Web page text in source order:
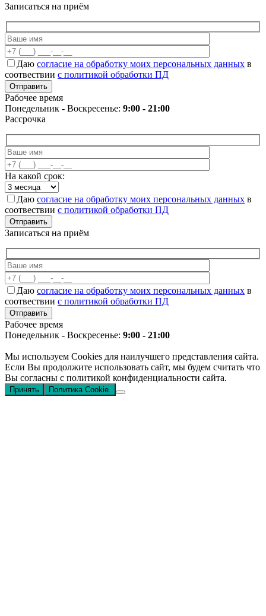
Записаться на приём
Даю согласие на обработку моих персональных данных в
соотвествии с политикой обработки ПД
Рабочее время
Понедельник - Воскресенье: 9:00 - 21:00
Рассрочка
На какой срок:
Даю согласие на обработку моих персональных данных в
соотвествии с политикой обработки ПД
Записаться на приём
Даю согласие на обработку моих персональных данных в
соотвествии с политикой обработки ПД
Рабочее время
Понедельник - Воскресенье: 9:00 - 21:00
Мы используем Cookies для наилучшего представления сайта.
Если Вы продолжите использовать сайт, мы будем считать что
Вы согласны с политикой конфиденциальности сайта.
Принять Политика Cookie.